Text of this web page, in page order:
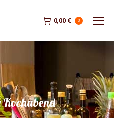
0,00 € 0